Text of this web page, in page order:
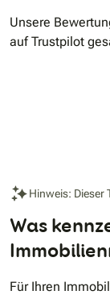
Unsere
auf Trustpilot
Hinweis: Dieser
Was
Für Ihren